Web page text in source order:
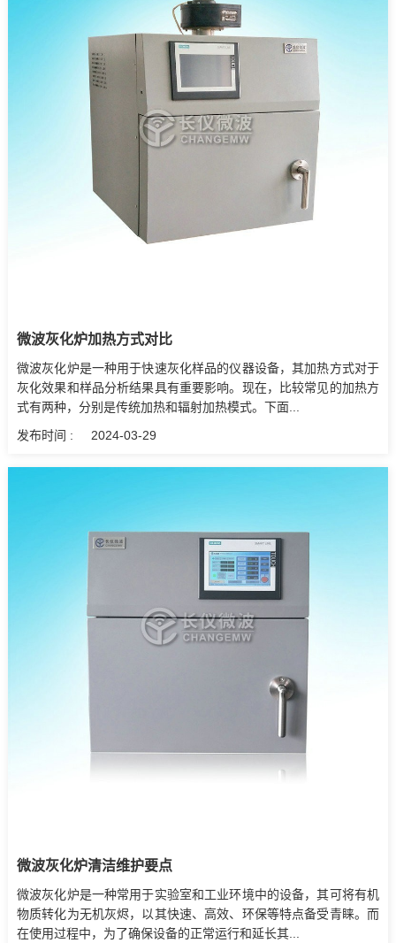
微波灰化炉加热方式对比
微波灰化炉是一种用于快速灰化样品的仪器设备，其加热方式对于
灰化效果和样品分析结果具有重要影响。现在，比较常见的加热方
式有两种，分别是传统加热和辐射加热模式。下面...
发布时间 :
2024-03-29
微波灰化炉清洁维护要点
微波灰化炉是一种常用于实验室和工业环境中的设备，其可将有机
物质转化为无机灰烬，以其快速、高效、环保等特点备受青睐。而
在使用过程中，为了确保设备的正常运行和延长其...